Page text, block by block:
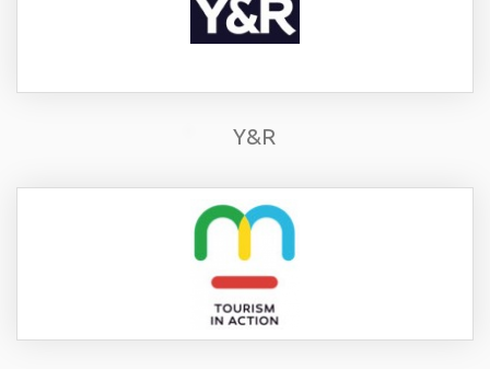
Y&R